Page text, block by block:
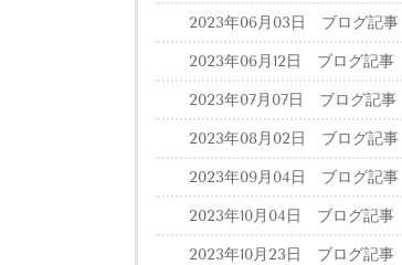
2023年06月03日 ブログ記事
2023年06月12日 ブログ記事
2023年07月07日 ブログ記事
2023年08月02日 ブログ記事
2023年09月04日 ブログ記事
2023年10月04日 ブログ記事
2023年10月23日 ブログ記事